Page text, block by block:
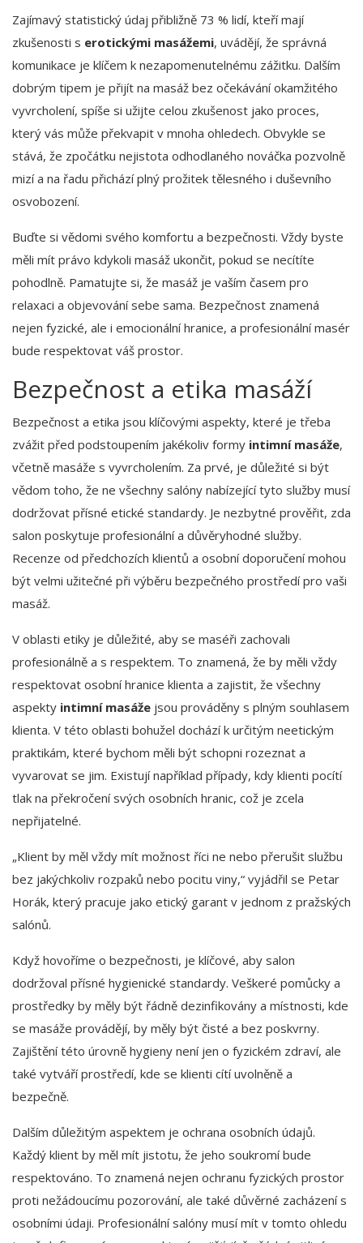
Zajímavý statistický údaj přibližně 73 % lidí, kteří mají
zkušenosti s erotickými masážemi, uvádějí, že správná
komunikace je klíčem k nezapomenutelnému zážitku. Dalším
dobrým tipem je přijít na masáž bez očekávání okamžitého
vyvrcholení, spíše si užijte celou zkušenost jako proces,
který vás může překvapit v mnoha ohledech. Obvykle se
stává, že zpočátku nejistota odhodlaného nováčka pozvolně
mizí a na řadu přichází plný prožitek tělesného i duševního
osvobození.
Buďte si vědomi svého komfortu a bezpečnosti. Vždy byste
měli mít právo kdykoli masáž ukončit, pokud se necítíte
pohodlně. Pamatujte si, že masáž je vaším časem pro
relaxaci a objevování sebe sama. Bezpečnost znamená
nejen fyzické, ale i emocionální hranice, a profesionální masér
bude respektovat váš prostor.
Bezpečnost a etika masáží
Bezpečnost a etika jsou klíčovými aspekty, které je třeba
zvážit před podstoupením jakékoliv formy intimní masáže,
včetně masáže s vyvrcholením. Za prvé, je důležité si být
vědom toho, že ne všechny salóny nabízející tyto služby musí
dodržovat přísné etické standardy. Je nezbytné prověřit, zda
salon poskytuje profesionální a důvěryhodné služby.
Recenze od předchozích klientů a osobní doporučení mohou
být velmi užitečné při výběru bezpečného prostředí pro vaši
masáž.
V oblasti etiky je důležité, aby se maséři zachovali
profesionálně a s respektem. To znamená, že by měli vždy
respektovat osobní hranice klienta a zajistit, že všechny
aspekty intimní masáže jsou prováděny s plným souhlasem
klienta. V této oblasti bohužel dochází k určitým neetickým
praktikám, které bychom měli být schopni rozeznat a
vyvarovat se jim. Existují například případy, kdy klienti pocítí
tlak na překročení svých osobních hranic, což je zcela
nepřijatelné.
„Klient by měl vždy mít možnost říci ne nebo přerušit službu
bez jakýchkoliv rozpaků nebo pocitu viny,“ vyjádřil se Petar
Horák, který pracuje jako etický garant v jednom z pražských
salónů.
Když hovoříme o bezpečnosti, je klíčové, aby salon
dodržoval přísné hygienické standardy. Veškeré pomůcky a
prostředky by měly být řádně dezinfikovány a místnosti, kde
se masáže provádějí, by měly být čisté a bez poskvrny.
Zajištění této úrovně hygieny není jen o fyzickém zdraví, ale
také vytváří prostředí, kde se klienti cítí uvolněně a
bezpečně.
Dalším důležitým aspektem je ochrana osobních údajů.
Každý klient by měl mít jistotu, že jeho soukromí bude
respektováno. To znamená nejen ochranu fyzických prostor
proti nežádoucímu pozorování, ale také důvěrné zacházení s
osobními údaji. Profesionální salóny musí mít v tomto ohledu